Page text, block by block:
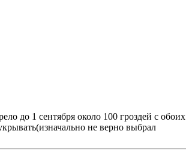
до 1 сентября около 100 гроздей с обоих
не верно выбрал